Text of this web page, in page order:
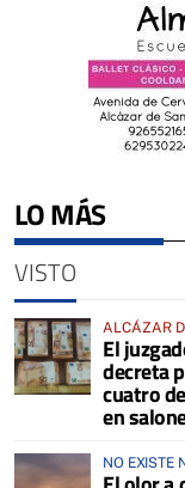
LO MÁS
VISTO
ALCÁZAR
El
decreta
cuatro
en
NO EXISTE
COMARCA